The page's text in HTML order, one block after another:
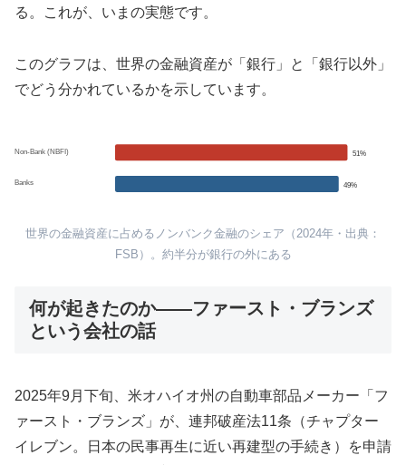
る。これが、いまの実態です。
このグラフは、世界の金融資産が「銀行」と「銀行以外」
でどう分かれているかを示しています。
Non-Bank (NBFI) 51%
Banks 49%
世界の金融資産に占めるノンバンク金融のシェア（2024年・出典：
FSB）。約半分が銀行の外にある
何が起きたのか――ファースト・ブランズ
という会社の話
2025年9月下旬、米オハイオ州の自動車部品メーカー「フ
ァースト・ブランズ」が、連邦破産法11条（チャプター
イレブン。日本の民事再生に近い再建型の手続き）を申請